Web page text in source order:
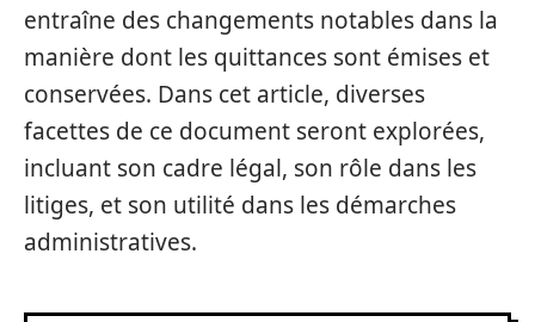
entraîne des changements notables dans la
manière dont les quittances sont émises et
conservées. Dans cet article, diverses
facettes de ce document seront explorées,
incluant son cadre légal, son rôle dans les
litiges, et son utilité dans les démarches
administratives.